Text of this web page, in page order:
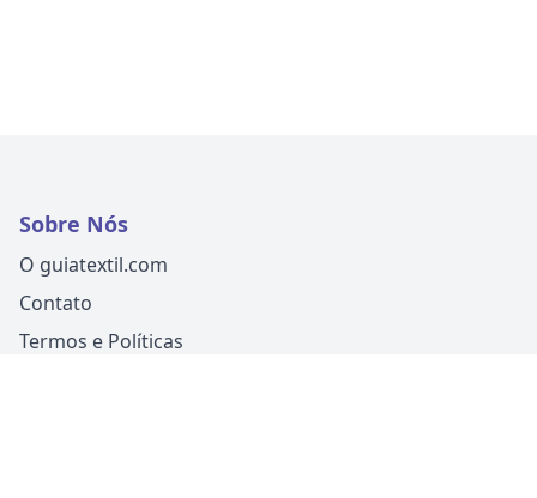
Sobre Nós
O guiatextil.com
Contato
Termos e Políticas